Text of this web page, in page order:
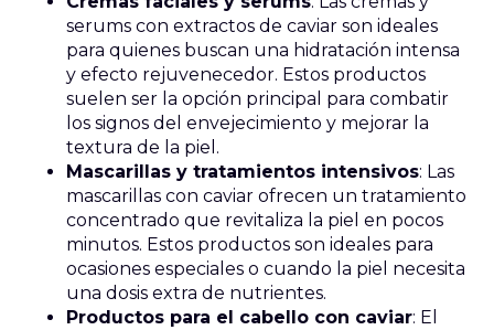
serums con extractos de caviar son ideales
para quienes buscan una hidratación intensa
y efecto rejuvenecedor. Estos productos
suelen ser la opción principal para combatir
los signos del envejecimiento y mejorar la
textura de la piel.
Mascarillas y tratamientos intensivos: Las
mascarillas con caviar ofrecen un tratamiento
concentrado que revitaliza la piel en pocos
minutos. Estos productos son ideales para
ocasiones especiales o cuando la piel necesita
una dosis extra de nutrientes.
Productos para el cabello con caviar: El